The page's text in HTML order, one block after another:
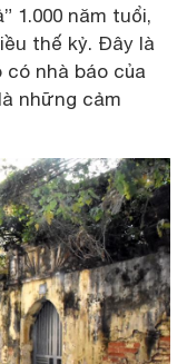
1.000 năm tuổi,
thế kỷ. Đây là
nhà báo của
những cảm